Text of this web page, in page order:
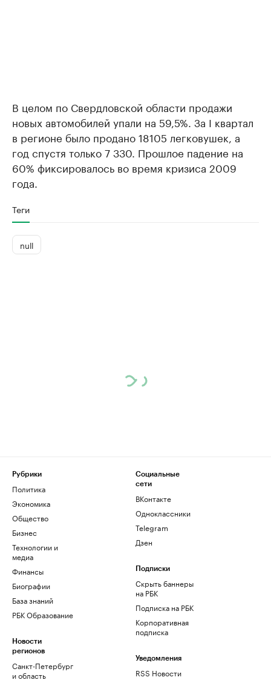
В целом по Свердловской области продажи
новых автомобилей упали на 59,5%. За I квартал
в регионе было продано 18105 легковушек, а
год спустя только 7 330. Прошлое падение на
60% фиксировалось во время кризиса 2009
года.
Теги
null
Рубрики
Политика
Экономика
Общество
Бизнес
Технологии и
медиа
Финансы
Биографии
База знаний
РБК Образование
Новости
регионов
Санкт-Петербург
и область
Социальные
сети
ВКонтакте
Одноклассники
Telegram
Дзен
Подписки
Скрыть баннеры
на РБК
Подписка на РБК
Корпоративная
подписка
Уведомления
RSS Новости